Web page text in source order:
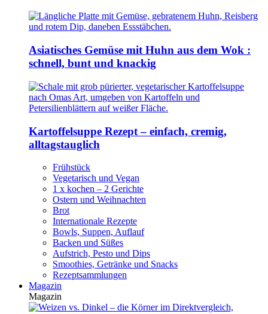
Asiatisches Gemüse mit Huhn aus dem Wok :
schnell, bunt und knackig
Kartoffelsuppe Rezept – einfach, cremig,
alltagstauglich
Frühstück
Vegetarisch und Vegan
1 x kochen – 2 Gerichte
Ostern und Weihnachten
Brot
Internationale Rezepte
Bowls, Suppen, Auflauf
Backen und Süßes
Aufstrich, Pesto und Dips
Smoothies, Getränke und Snacks
Rezeptsammlungen
Magazin
Magazin